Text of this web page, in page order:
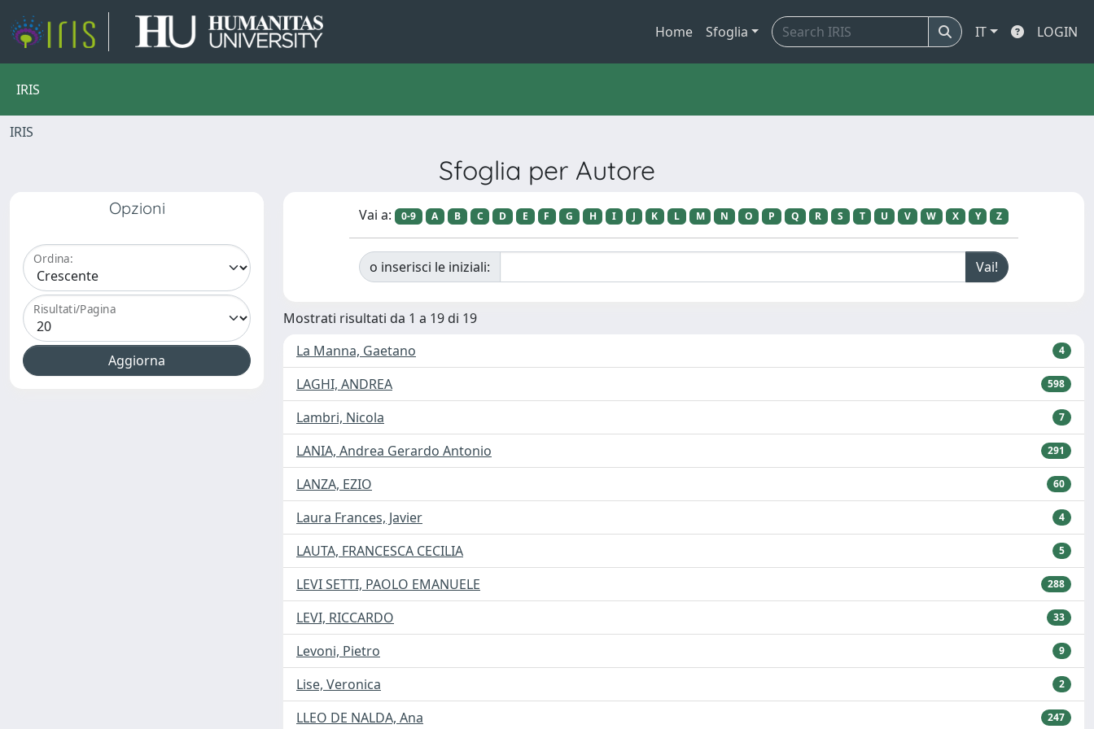
Home Sfoglia IT LOGIN
IRIS
IRIS
Sfoglia per Autore
Opzioni
Ordina:
Risultati/Pagina
Vai a: 0-9 A B C D E F G H I J K L M N O P Q R S T U V W X Y Z
o inserisci le iniziali:
Mostrati risultati da 1 a 19 di 19
La Manna, Gaetano
4
LAGHI, ANDREA 598
Lambri, Nicola 7
LANIA, Andrea Gerardo Antonio 291
LANZA, EZIO 60
Laura Frances, Javier 4
LAUTA, FRANCESCA CECILIA 5
LEVI SETTI, PAOLO EMANUELE 288
LEVI, RICCARDO 33
Levoni, Pietro 9
Lise, Veronica 2
LLEO DE NALDA, Ana 247